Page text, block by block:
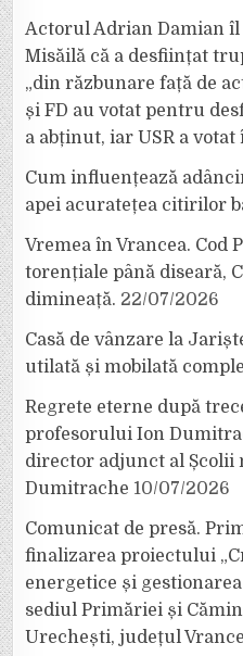
Actorul Adrian Damian
Misăilă că a desființat
„din răzbunare față de
și FD au votat pentru
a abținut, iar USR a
Cum influențează
apei acuratețea citirilor
Vremea în Vrancea. Cod
torențiale până diseară,
dimineață. 22/07/2026
Casă de vânzare la
utilată și mobilată
Regrete eterne după
profesorului Ion
director adjunct al Școlii
Dumitrache 10/07/2026
Comunicat de presă.
finalizarea proiectului
energetice și
sediul Primăriei și
Urechești, județul